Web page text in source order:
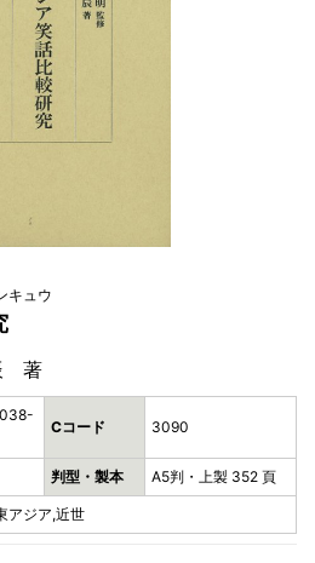
キュウ
著
Cコード 3090
判型・製本 A5判・上製 352 頁
アジア,近世